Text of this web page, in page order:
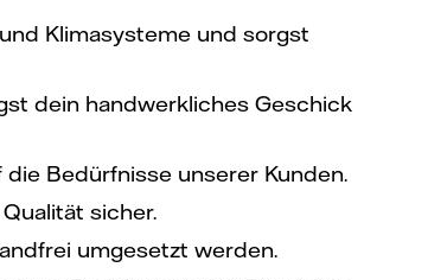
Klimasysteme und sorgst
dein handwerkliches Geschick
Bedürfnisse unserer Kunden.
sicher.
umgesetzt werden.